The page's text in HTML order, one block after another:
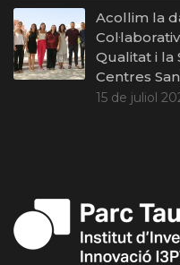
Acollim la
Qualitat i la
Centres
15 de juliol